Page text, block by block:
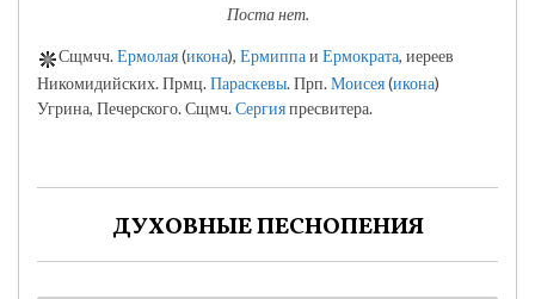
Поста нет.
Сщмчч.Ермолая(икона), Ермиппаи Ермократа, иереев
Никомидийских. Прмц.Параскевы. Прп.Моисея(икона)
Угрина, Печерского. Сщмч.Сергияпресвитера.
ДУХОВНЫЕ ПЕСНОПЕНИЯ